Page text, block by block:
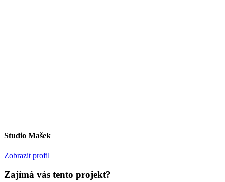
Studio Mašek
Zobrazit profil
Zajímá vás tento projekt?